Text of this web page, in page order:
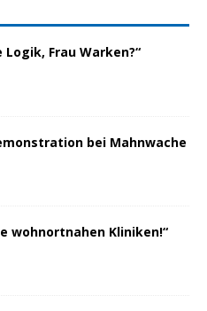
Frau Warken?“
bei Mahnwache
wohnortnahen Kliniken!“